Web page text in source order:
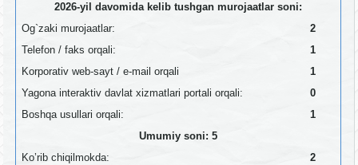
2026-yil davomida kelib tushgan murojaatlar soni:
Og`zaki murojaatlar:
2
Telefon / faks orqali:
1
Korporativ web-sayt / e-mail orqali
1
Yagona interaktiv davlat xizmatlari portali orqali:
0
Boshqa usullari orqali:
1
Umumiy soni: 5
Ko’rib chiqilmokda:
2